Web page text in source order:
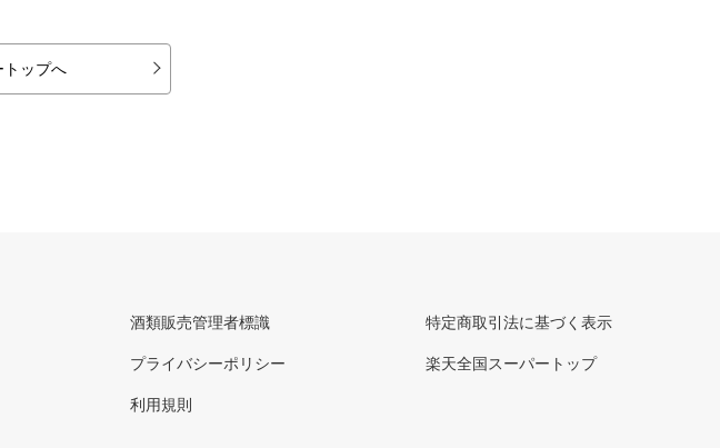
トップへ
酒類販売管理者標識
プライバシーポリシー
利用規則
特定商取引法に基づく表示
楽天全国スーパートップ